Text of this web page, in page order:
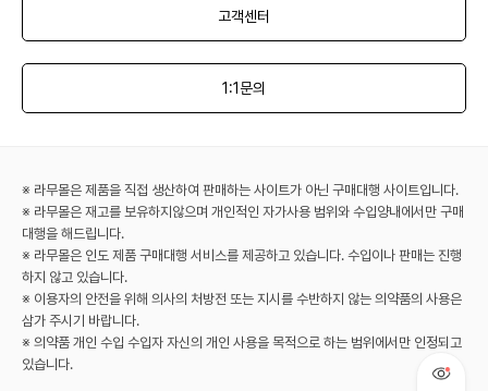
고객센터
1:1문의
※ 라무몰은 제품을 직접 생산하여 판매하는 사이트가 아닌 구매대행 사이트입니다.
※ 라무몰은 재고를 보유하지않으며 개인적인 자가사용 범위와 수입양내에서만 구매
대행을 해드립니다.
※ 라무몰은 인도 제품 구매대행 서비스를 제공하고 있습니다. 수입이나 판매는 진행
하지 않고 있습니다.
※ 이용자의 안전을 위해 의사의 처방전 또는 지시를 수반하지 않는 의약품의 사용은
삼가 주시기 바랍니다.
※ 의약품 개인 수입 수입자 자신의 개인 사용을 목적으로 하는 범위에서만 인정되고
있습니다.